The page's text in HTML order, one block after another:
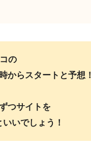
の
からスタートと予想！
つサイトを
いでしょう！